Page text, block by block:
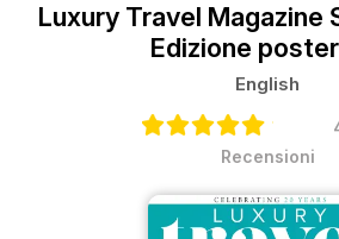
Luxury Travel Magazine
Edizione
English
Recensioni